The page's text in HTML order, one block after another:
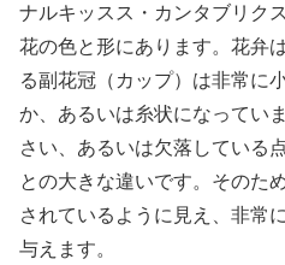
ナルキッスス・カンタブリク
花の色と形にあります。花弁
る副花冠（カップ）は非常に
か、あるいは糸状になってい
さい、あるいは欠落している
との大きな違いです。そのた
されているように見え、非常
与えます。